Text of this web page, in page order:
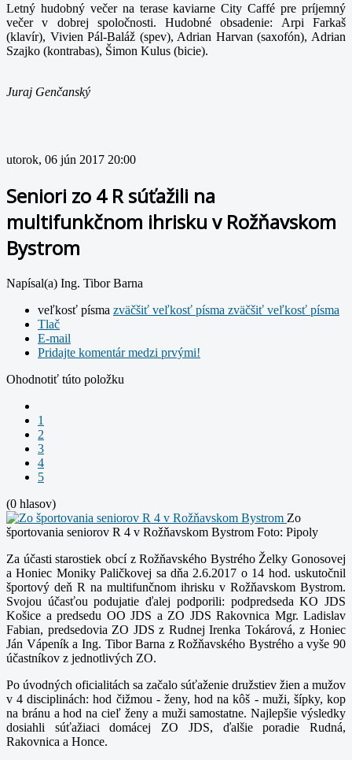
Letný hudobný večer na terase kaviarne City Caffé pre príjemný
večer v dobrej spoločnosti. Hudobné obsadenie: Arpi Farkaš
(klavír), Vivien Pál-Baláž (spev), Adrian Harvan (saxofón), Adrian
Szajko (kontrabas), Šimon Kulus (bicie).
Juraj Genčanský
utorok, 06 jún 2017 20:00
Seniori zo 4 R súťažili na
multifunkčnom ihrisku v Rožňavskom
Bystrom
Napísal(a) Ing. Tibor Barna
veľkosť písma zväčšiť veľkosť písma zväčšiť veľkosť písma
Tlač
E-mail
Pridajte komentár medzi prvými!
Ohodnotiť túto položku
1
2
3
4
5
(0 hlasov)
Zo
športovania seniorov R 4 v Rožňavskom Bystrom Foto: Pipoly
Za účasti starostiek obcí z Rožňavského Bystrého Želky Gonosovej
a Honiec Moniky Paličkovej sa dňa 2.6.2017 o 14 hod. uskutočnil
športový deň R na multifunčnom ihrisku v Rožňavskom Bystrom.
Svojou účasťou podujatie ďalej podporili: podpredseda KO JDS
Košice a predsedu OO JDS a ZO JDS Rakovnica Mgr. Ladislav
Fabian, predsedovia ZO JDS z Rudnej Irenka Tokárová, z Honiec
Ján Vápeník a Ing. Tibor Barna z Rožňavského Bystrého a vyše 90
účastníkov z jednotlivých ZO.
Po úvodných oficialitách sa začalo súťaženie družstiev žien a mužov
v 4 disciplinách: hod čižmou - ženy, hod na kôš - muži, šípky, kop
na bránu a hod na cieľ ženy a muži samostatne. Najlepšie výsledky
dosiahli súťažiaci domácej ZO JDS, ďalšie poradie Rudná,
Rakovnica a Honce.